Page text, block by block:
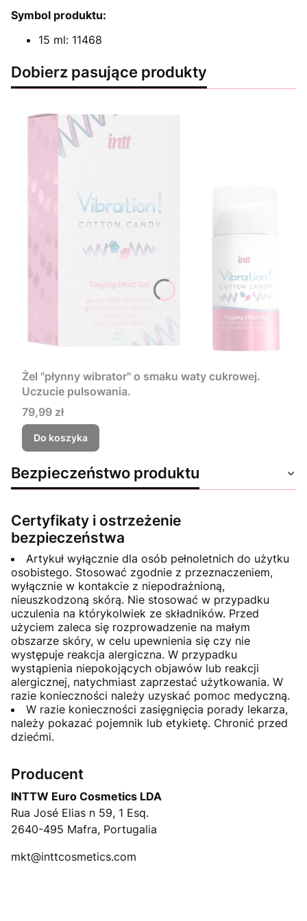
Symbol produktu:
15 ml: 11468
Dobierz pasujące produkty
Żel "płynny wibrator" o smaku waty cukrowej.
Uczucie pulsowania.
Cena
79,99 zł
Do koszyka
Bezpieczeństwo produktu
Certyfikaty i ostrzeżenie
bezpieczeństwa
Artykuł wyłącznie dla osób pełnoletnich do użytku
osobistego. Stosować zgodnie z przeznaczeniem,
wyłącznie w kontakcie z niepodrażnioną,
nieuszkodzoną skórą. Nie stosować w przypadku
uczulenia na którykolwiek ze składników. Przed
użyciem zaleca się rozprowadzenie na małym
obszarze skóry, w celu upewnienia się czy nie
występuje reakcja alergiczna. W przypadku
wystąpienia niepokojących objawów lub reakcji
alergicznej, natychmiast zaprzestać użytkowania. W
razie konieczności należy uzyskać pomoc medyczną.
W razie konieczności zasięgnięcia porady lekarza,
należy pokazać pojemnik lub etykietę. Chronić przed
dziećmi.
Producent
INTTW Euro Cosmetics LDA
Rua José Elias n 59, 1 Esq.
2640-495 Mafra, Portugalia
mkt@inttcosmetics.com